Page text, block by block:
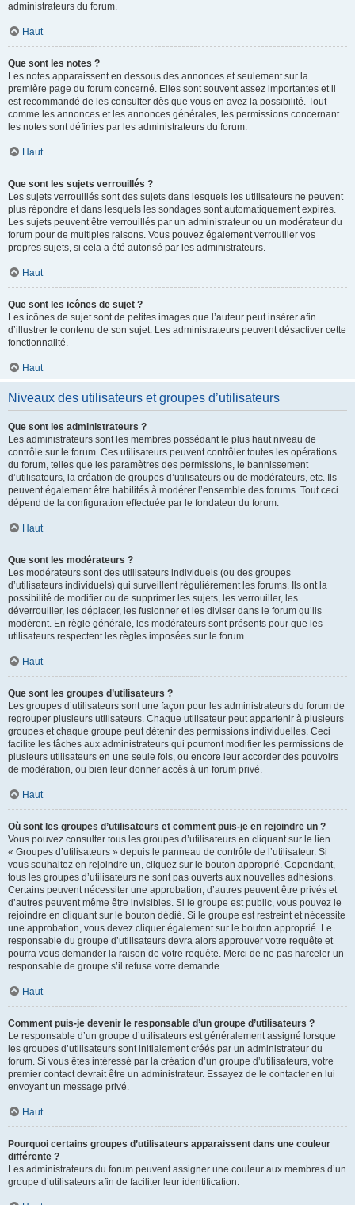
administrateurs du forum.
Haut
Que sont les notes ?
Les notes apparaissent en dessous des annonces et seulement sur la
première page du forum concerné. Elles sont souvent assez importantes et il
est recommandé de les consulter dès que vous en avez la possibilité. Tout
comme les annonces et les annonces générales, les permissions concernant
les notes sont définies par les administrateurs du forum.
Haut
Que sont les sujets verrouillés ?
Les sujets verrouillés sont des sujets dans lesquels les utilisateurs ne peuvent
plus répondre et dans lesquels les sondages sont automatiquement expirés.
Les sujets peuvent être verrouillés par un administrateur ou un modérateur du
forum pour de multiples raisons. Vous pouvez également verrouiller vos
propres sujets, si cela a été autorisé par les administrateurs.
Haut
Que sont les icônes de sujet ?
Les icônes de sujet sont de petites images que l’auteur peut insérer afin
d’illustrer le contenu de son sujet. Les administrateurs peuvent désactiver cette
fonctionnalité.
Haut
Niveaux des utilisateurs et groupes d’utilisateurs
Que sont les administrateurs ?
Les administrateurs sont les membres possédant le plus haut niveau de
contrôle sur le forum. Ces utilisateurs peuvent contrôler toutes les opérations
du forum, telles que les paramètres des permissions, le bannissement
d’utilisateurs, la création de groupes d’utilisateurs ou de modérateurs, etc. Ils
peuvent également être habilités à modérer l’ensemble des forums. Tout ceci
dépend de la configuration effectuée par le fondateur du forum.
Haut
Que sont les modérateurs ?
Les modérateurs sont des utilisateurs individuels (ou des groupes
d’utilisateurs individuels) qui surveillent régulièrement les forums. Ils ont la
possibilité de modifier ou de supprimer les sujets, les verrouiller, les
déverrouiller, les déplacer, les fusionner et les diviser dans le forum qu’ils
modèrent. En règle générale, les modérateurs sont présents pour que les
utilisateurs respectent les règles imposées sur le forum.
Haut
Que sont les groupes d’utilisateurs ?
Les groupes d’utilisateurs sont une façon pour les administrateurs du forum de
regrouper plusieurs utilisateurs. Chaque utilisateur peut appartenir à plusieurs
groupes et chaque groupe peut détenir des permissions individuelles. Ceci
facilite les tâches aux administrateurs qui pourront modifier les permissions de
plusieurs utilisateurs en une seule fois, ou encore leur accorder des pouvoirs
de modération, ou bien leur donner accès à un forum privé.
Haut
Où sont les groupes d’utilisateurs et comment puis-je en rejoindre un ?
Vous pouvez consulter tous les groupes d’utilisateurs en cliquant sur le lien
« Groupes d’utilisateurs » depuis le panneau de contrôle de l’utilisateur. Si
vous souhaitez en rejoindre un, cliquez sur le bouton approprié. Cependant,
tous les groupes d’utilisateurs ne sont pas ouverts aux nouvelles adhésions.
Certains peuvent nécessiter une approbation, d’autres peuvent être privés et
d’autres peuvent même être invisibles. Si le groupe est public, vous pouvez le
rejoindre en cliquant sur le bouton dédié. Si le groupe est restreint et nécessite
une approbation, vous devez cliquer également sur le bouton approprié. Le
responsable du groupe d’utilisateurs devra alors approuver votre requête et
pourra vous demander la raison de votre requête. Merci de ne pas harceler un
responsable de groupe s’il refuse votre demande.
Haut
Comment puis-je devenir le responsable d’un groupe d’utilisateurs ?
Le responsable d’un groupe d’utilisateurs est généralement assigné lorsque
les groupes d’utilisateurs sont initialement créés par un administrateur du
forum. Si vous êtes intéressé par la création d’un groupe d’utilisateurs, votre
premier contact devrait être un administrateur. Essayez de le contacter en lui
envoyant un message privé.
Haut
Pourquoi certains groupes d’utilisateurs apparaissent dans une couleur
différente ?
Les administrateurs du forum peuvent assigner une couleur aux membres d’un
groupe d’utilisateurs afin de faciliter leur identification.